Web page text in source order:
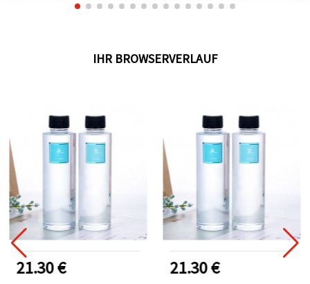
IHR BROWSERVERLAUF
21.30 € 21.30 €